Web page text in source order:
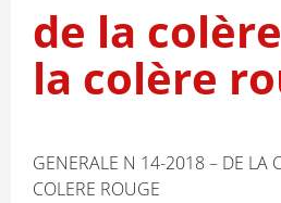
de la
la colère
GENERALE N 14-2018 – DE LA
COLERE ROUGE